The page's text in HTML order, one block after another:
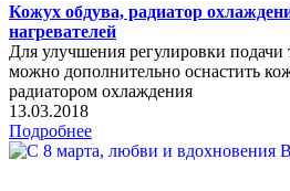
Кожух обдува, радиатор
нагревателей
Для улучшения регулировки
можно дополнительно оснастить
радиатором охлаждения
13.03.2018
Подробнее